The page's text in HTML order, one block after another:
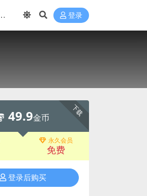
登录
下载
49.9金币
永久会员
免费
登录后购买